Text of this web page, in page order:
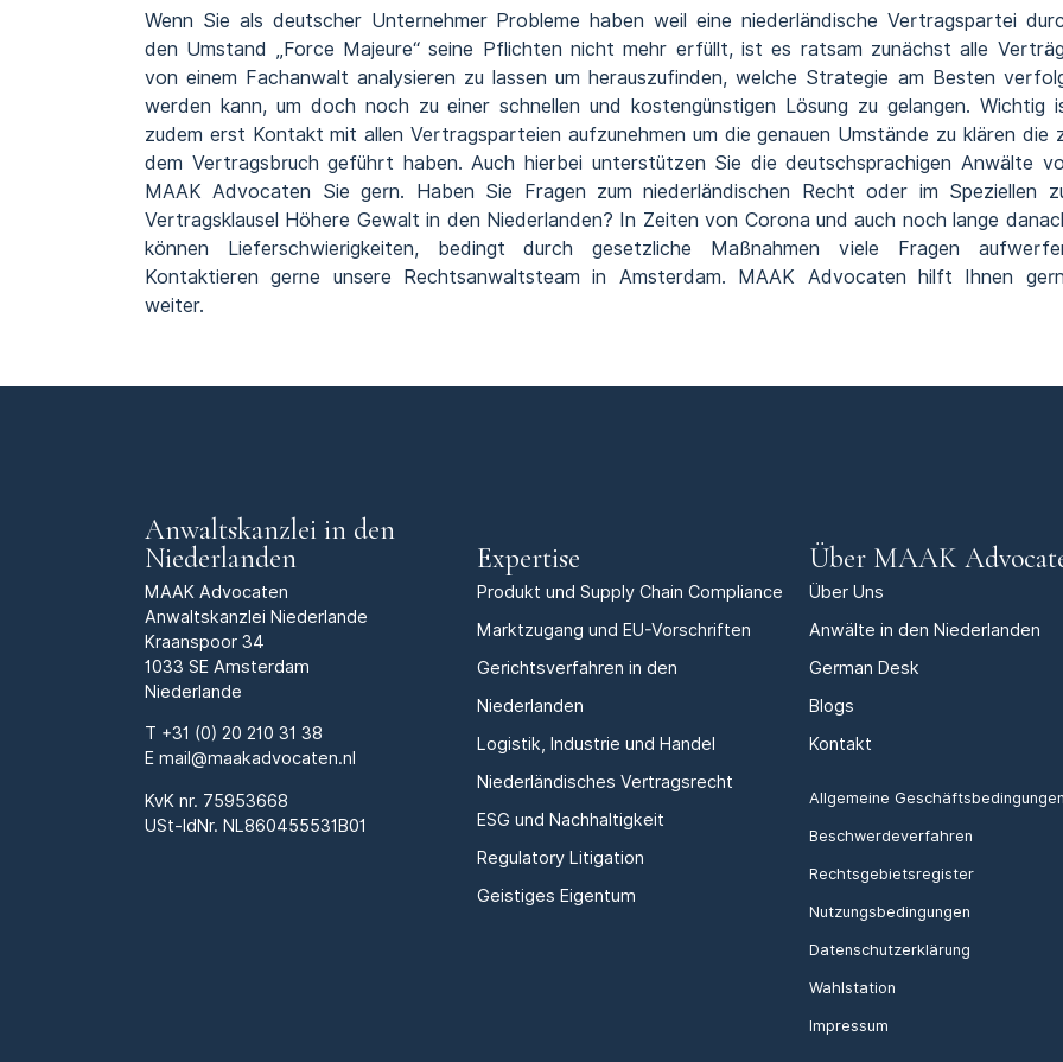
Wenn Sie als deutscher Unternehmer Probleme haben weil eine niederländische Vertragspartei
den Umstand „Force Majeure“ seine Pflichten nicht mehr erfüllt, ist es ratsam zunächst alle
von einem Fachanwalt analysieren zu lassen um herauszufinden, welche Strategie am Besten
werden kann, um doch noch zu einer schnellen und kostengünstigen Lösung zu gelangen. Wichtig
zudem erst Kontakt mit allen Vertragsparteien aufzunehmen um die genauen Umstände zu klären die
dem Vertragsbruch geführt haben. Auch hierbei unterstützen Sie die deutschsprachigen Anwälte
MAAK Advocaten Sie gern. Haben Sie Fragen zum niederländischen Recht oder im Speziellen
Vertragsklausel Höhere Gewalt in den Niederlanden? In Zeiten von Corona und auch noch lange
können Lieferschwierigkeiten, bedingt durch gesetzliche Maßnahmen viele Fragen
Kontaktieren gerne unsere Rechtsanwaltsteam in Amsterdam. MAAK Advocaten hilft Ihnen
weiter.
Anwaltskanzlei in den
Niederlanden
MAAK Advocaten
Anwaltskanzlei Niederlande
Kraanspoor 34
1033 SE Amsterdam
Niederlande
T +31 (0) 20 210 31 38
E mail@maakadvocaten.nl
KvK nr. 75953668
USt-IdNr. NL860455531B01
Expertise
Produkt und Supply Chain Compliance
Marktzugang und EU-Vorschriften
Gerichtsverfahren in den
Niederlanden
Logistik, Industrie und Handel
Niederländisches Vertragsrecht
ESG und Nachhaltigkeit
Regulatory Litigation
Geistiges Eigentum
Über MAAK
Über Uns
Anwälte in den Niederlanden
German Desk
Blogs
Kontakt
Allgemeine Geschäftsbedingungen
Beschwerdeverfahren
Rechtsgebietsregister
Nutzungsbedingungen
Datenschutzerklärung
Wahlstation
Impressum